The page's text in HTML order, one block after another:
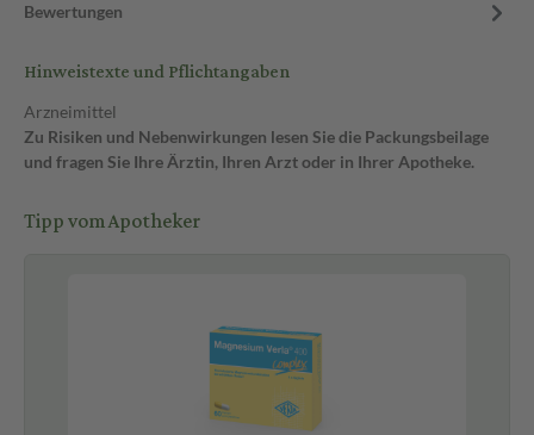
Bewertungen
Hinweistexte und Pflichtangaben
Arzneimittel
Zu Risiken und Nebenwirkungen lesen Sie die Packungsbeilage
und fragen Sie Ihre Ärztin, Ihren Arzt oder in Ihrer Apotheke.
Tipp vom Apotheker